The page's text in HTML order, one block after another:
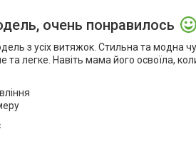
очень понравилось
з усіх витяжок. Стильна та модна
та легке. Навіть мама його освоїла,